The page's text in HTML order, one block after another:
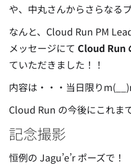
や、中丸さんからさらなる
なんと、Cloud Run PM
メッセージにて Cloud Run
ていただきました！！
内容は・・・当日限り
Cloud Run の今後にこれま
記念撮影
恒例の Jagu’e’r ポーズで！